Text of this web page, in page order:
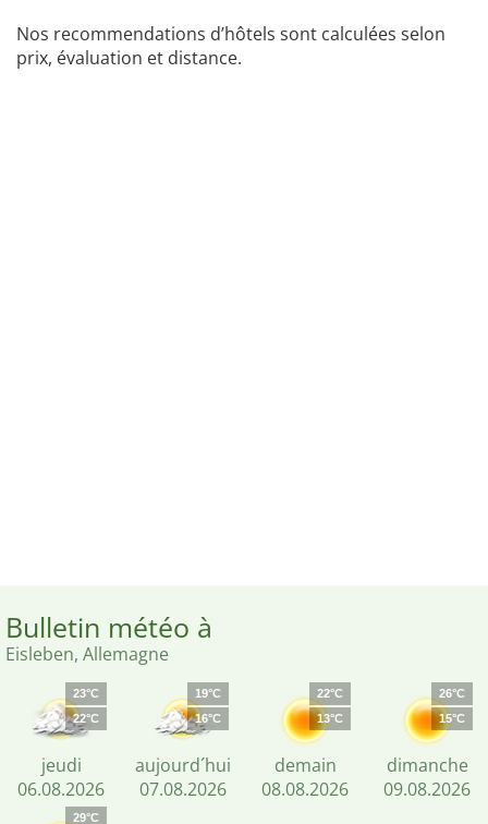
Nos recommendations d’hôtels sont calculées selon
prix, évaluation et distance.
Bulletin météo à
Eisleben, Allemagne
23°C
22°C
jeudi
06.08.2026
19°C
16°C
aujourd´hui
07.08.2026
22°C
13°C
demain
08.08.2026
26°C
15°C
dimanche
09.08.2026
29°C